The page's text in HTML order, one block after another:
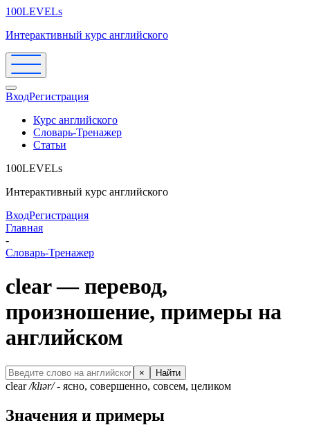
100LEVELs
Интерактивный курс английского
ВходРегистрация
Курс английского
Словарь-Тренажер
Статьи
100LEVELs
Интерактивный курс английского
ВходРегистрация
Главная
-
Словарь-Тренажер
clear — перевод,
произношение, примеры на
английском
× Найти
clear /klɪər/- ясно, совершенно, совсем, целиком
Значения и примеры